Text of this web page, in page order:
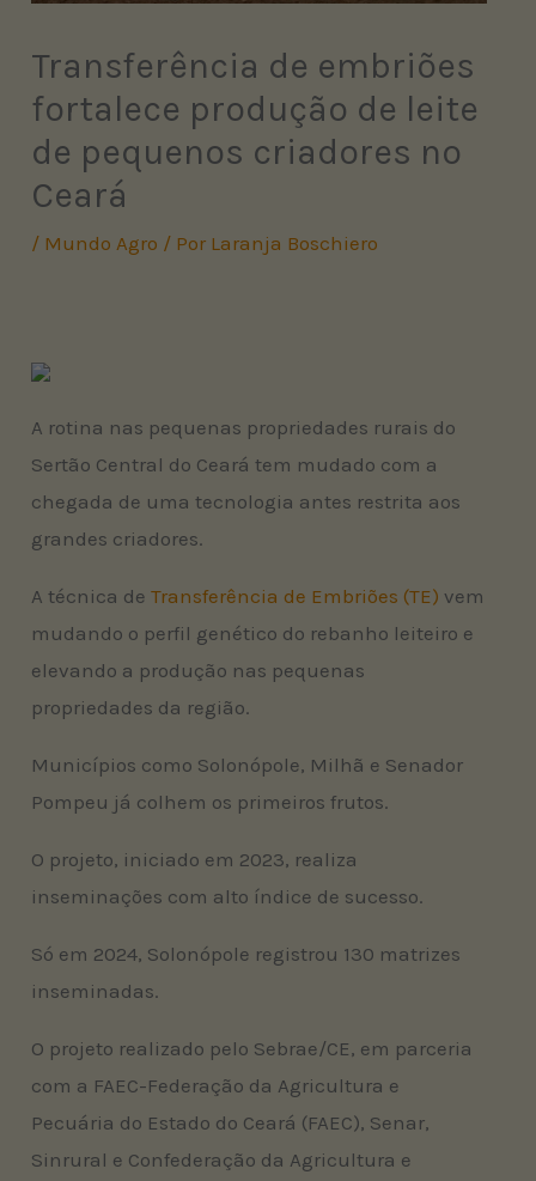
Transferência de embriões
fortalece produção de leite
de pequenos criadores no
Ceará
/ Mundo Agro / Por Laranja Boschiero
A rotina nas pequenas propriedades rurais do
Sertão Central do Ceará tem mudado com a
chegada de uma tecnologia antes restrita aos
grandes criadores.
A técnica deTransferência de Embriões (TE) vem
mudando o perfil genético do rebanho leiteiro e
elevando a produção nas pequenas
propriedades da região.
Municípios como Solonópole, Milhã e Senador
Pompeu já colhem os primeiros frutos.
O projeto, iniciado em 2023, realiza
inseminações com alto índice de sucesso.
Só em 2024, Solonópole registrou 130 matrizes
inseminadas.
O projeto realizado pelo Sebrae/CE, em parceria
com a FAEC-Federação da Agricultura e
Pecuária do Estado do Ceará (FAEC), Senar,
Sinrural e Confederação da Agricultura e